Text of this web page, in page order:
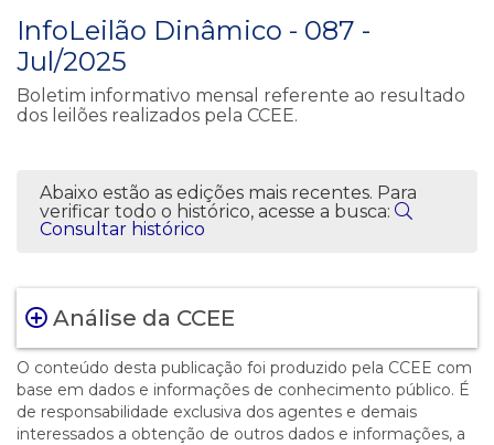
InfoLeilão Dinâmico - 087 -
Jul/2025
Boletim informativo mensal referente ao resultado
dos leilões realizados pela CCEE.
Abaixo estão as edições mais recentes. Para
verificar todo o histórico, acesse a busca:
Consultar histórico
Análise da CCEE
O conteúdo desta publicação foi produzido pela CCEE com
base em dados e informações de conhecimento público. É
de responsabilidade exclusiva dos agentes e demais
interessados a obtenção de outros dados e informações, a